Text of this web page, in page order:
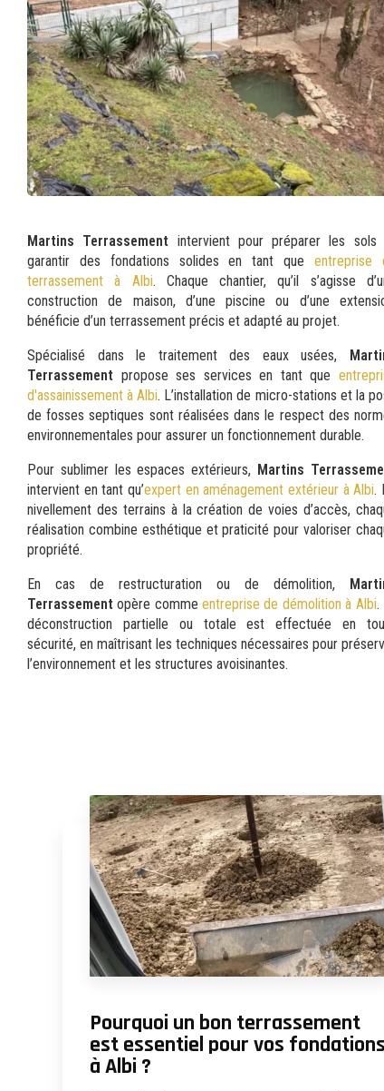
Martins Terrassement intervient pour préparer les sols
garantir des fondations solides en tant queentreprise
terrassement à Albi. Chaque chantier, qu’il s’agisse
construction de maison, d’une piscine ou d’une
bénéficie d’un terrassement précis et adapté au projet.
Spécialisé dans le traitement des eaux usées,
Terrassement propose ses services en tant que
d'assainissement à Albi. L’installation de micro-stations et la
de fosses septiques sont réalisées dans le respect des
environnementales pour assurer un fonctionnement durable.
Pour sublimer les espaces extérieurs, Martins
intervient en tant qu’expert en aménagement extérieur à Albi.
nivellement des terrains à la création de voies d’accès,
réalisation combine esthétique et praticité pour valoriser
propriété.
En cas de restructuration ou de démolition,
Terrassement opère commeentreprise de démolition à Albi.
déconstruction partielle ou totale est effectuée en
sécurité, en maîtrisant les techniques nécessaires pour
l’environnement et les structures avoisinantes.
Pourquoi un bon terrassement
est essentiel pour vos fondations
à Albi ?